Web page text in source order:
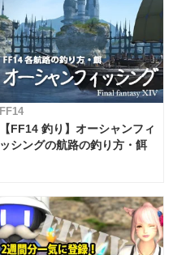
FF14
【FF14 釣り】オーシャンフィ
ッシングの航路の釣り方・餌